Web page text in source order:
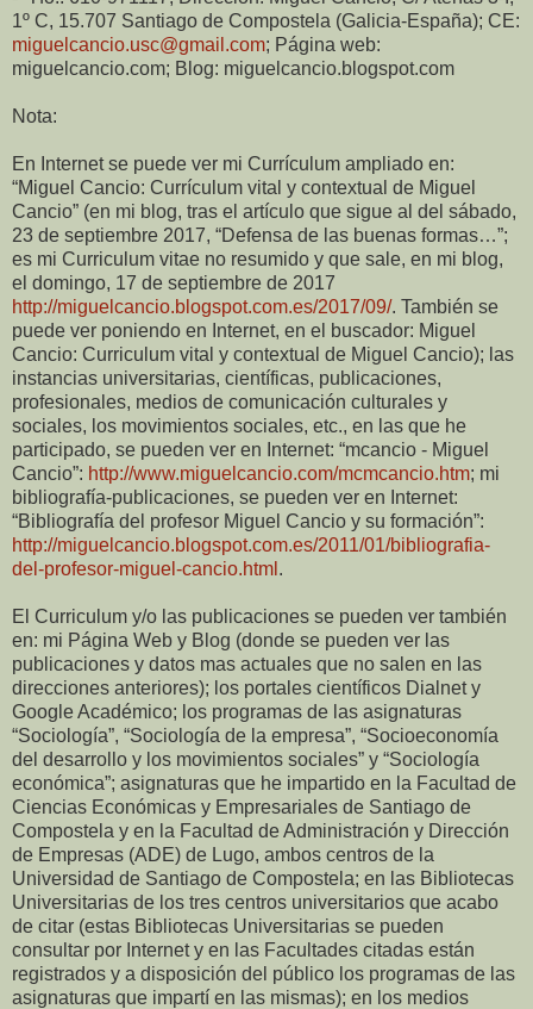
1º C, 15.707 Santiago de Compostela (Galicia-España); CE:
miguelcancio.usc@gmail.com; Página web:
miguelcancio.com; Blog: miguelcancio.blogspot.com
Nota:
En Internet se puede ver mi Currículum ampliado en:
“Miguel Cancio: Currículum vital y contextual de Miguel
Cancio” (en mi blog, tras el artículo que sigue al del sábado,
23 de septiembre 2017, “Defensa de las buenas formas…”;
es mi Curriculum vitae no resumido y que sale, en mi blog,
el domingo, 17 de septiembre de 2017
http://miguelcancio.blogspot.com.es/2017/09/. También se
puede ver poniendo en Internet, en el buscador: Miguel
Cancio: Curriculum vital y contextual de Miguel Cancio); las
instancias universitarias, científicas, publicaciones,
profesionales, medios de comunicación culturales y
sociales, los movimientos sociales, etc., en las que he
participado, se pueden ver en Internet: “mcancio - Miguel
Cancio”: http://www.miguelcancio.com/mcmcancio.htm; mi
bibliografía-publicaciones, se pueden ver en Internet:
“Bibliografía del profesor Miguel Cancio y su formación”:
http://miguelcancio.blogspot.com.es/2011/01/bibliografia-
del-profesor-miguel-cancio.html .
El Curriculum y/o las publicaciones se pueden ver también
en: mi Página Web y Blog (donde se pueden ver las
publicaciones y datos mas actuales que no salen en las
direcciones anteriores); los portales científicos Dialnet y
Google Académico; los programas de las asignaturas
“Sociología”, “Sociología de la empresa”, “Socioeconomía
del desarrollo y los movimientos sociales” y “Sociología
económica”; asignaturas que he impartido en la Facultad de
Ciencias Económicas y Empresariales de Santiago de
Compostela y en la Facultad de Administración y Dirección
de Empresas (ADE) de Lugo, ambos centros de la
Universidad de Santiago de Compostela; en las Bibliotecas
Universitarias de los tres centros universitarios que acabo
de citar (estas Bibliotecas Universitarias se pueden
consultar por Internet y en las Facultades citadas están
registrados y a disposición del público los programas de las
asignaturas que impartí en las mismas); en los medios